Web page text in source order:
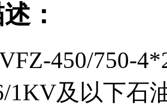
：
450/750-
及以下石油